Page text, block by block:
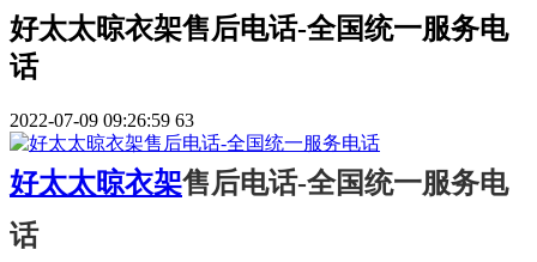
好太太晾衣架售后电话-全国统一服务电
话
2022-07-09 09:26:59 63
好太太晾衣架售后电话-全国统一服务电
话